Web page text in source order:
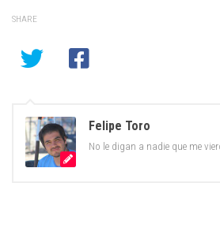
SHARE
Felipe Toro
No le digan a nadie que me